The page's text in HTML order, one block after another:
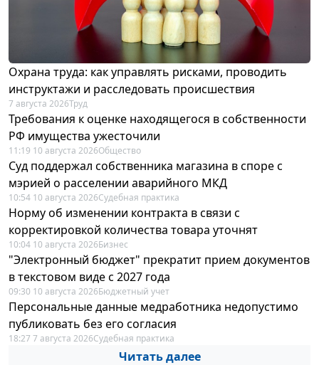
Охрана труда: как управлять рисками, проводить
инструктажи и расследовать происшествия
7 августа 2026Труд
Требования к оценке находящегося в собственности
РФ имущества ужесточили
11:19 10 августа 2026Общество
Суд поддержал собственника магазина в споре с
мэрией о расселении аварийного МКД
10:54 10 августа 2026Судебная практика
Норму об изменении контракта в связи с
корректировкой количества товара уточнят
10:04 10 августа 2026Бизнес
"Электронный бюджет" прекратит прием документов
в текстовом виде с 2027 года
09:30 10 августа 2026Бюджетный учет
Персональные данные медработника недопустимо
публиковать без его согласия
18:27 7 августа 2026Судебная практика
Читать далее